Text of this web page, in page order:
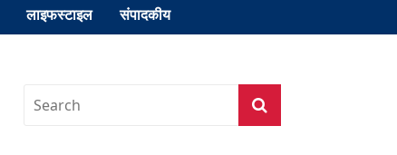
लाइफस्टाइल संपादकीय